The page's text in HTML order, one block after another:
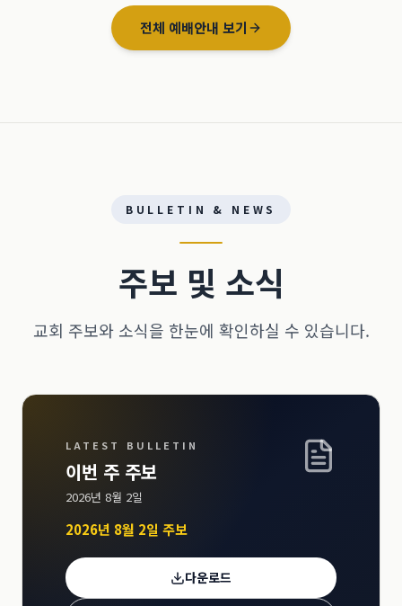
전체 예배안내 보기
BULLETIN & NEWS
주보 및 소식
교회 주보와 소식을 한눈에 확인하실 수 있습니다.
LATEST BULLETIN
이번 주 주보
2026년 8월 2일
2026년 8월 2일 주보
다운로드